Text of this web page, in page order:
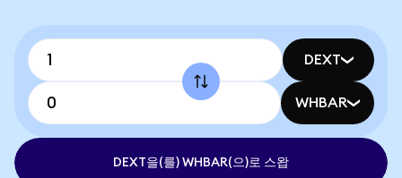
DEXT
WHBAR
DEXT을(를) WHBAR(으)로 스왑